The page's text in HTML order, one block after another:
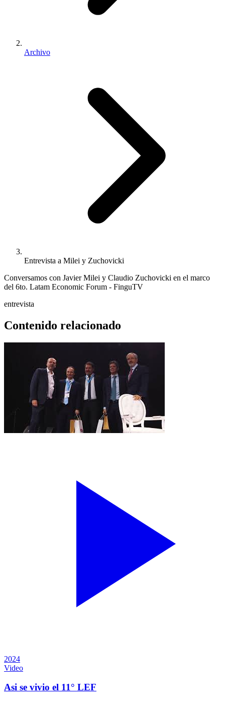
Archivo
Entrevista a Milei y Zuchovicki
Conversamos con Javier Milei y Claudio Zuchovicki en el marco
del 6to. Latam Economic Forum - FinguTV
entrevista
Contenido relacionado
2024
Video
Asi se vivio el 11° LEF